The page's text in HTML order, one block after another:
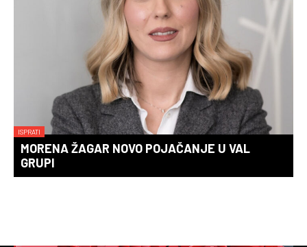
ISPRATI
MORENA ŽAGAR NOVO POJAČANJE U VAL
GRUPI